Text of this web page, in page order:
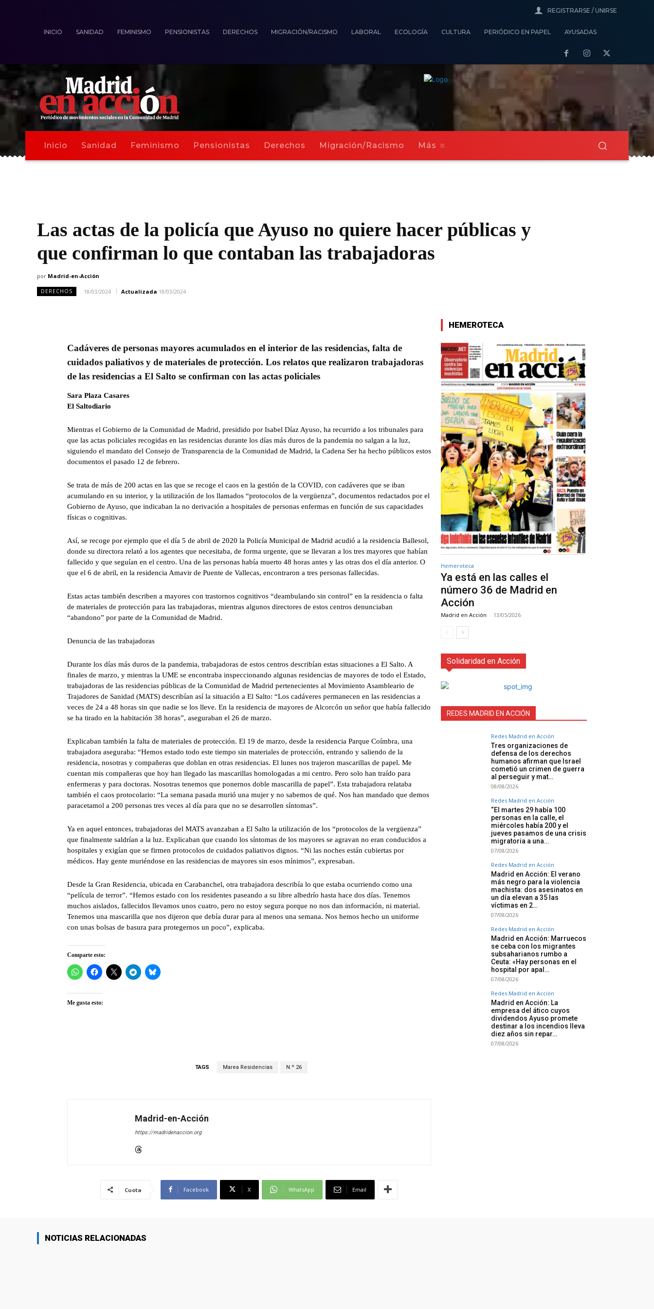
REGISTRARSE / UNIRSE
INICIO SANIDAD FEMINISMO PENSIONISTAS DERECHOS MIGRACIÓN/RACISMO LABORAL ECOLOGÍA CULTURA PERIÓDICO EN PAPEL AYUSADAS
Inicio Sanidad Feminismo Pensionistas Derechos Migración/Racismo Más
Las actas de la policía que Ayuso no quiere hacer públicas y
que confirman lo que contaban las trabajadoras
por Madrid-en-Acción
DERECHOS 18/03/2024 Actualizada 18/03/2024
Cadáveres de personas mayores acumulados en el interior de las residencias, falta de
cuidados paliativos y de materiales de protección. Los relatos que realizaron trabajadoras
de las residencias a El Salto se confirman con las actas policiales
Sara Plaza Casares
El Saltodiario
Mientras el Gobierno de la Comunidad de Madrid, presidido por Isabel Díaz Ayuso, ha recurrido a los tribunales para
que las actas policiales recogidas en las residencias durante los días más duros de la pandemia no salgan a la luz,
siguiendo el mandato del Consejo de Transparencia de la Comunidad de Madrid, la Cadena Ser ha hecho públicos estos
documentos el pasado 12 de febrero.
Se trata de más de 200 actas en las que se recoge el caos en la gestión de la COVID, con cadáveres que se iban
acumulando en su interior, y la utilización de los llamados “protocolos de la vergüenza”, documentos redactados por el
Gobierno de Ayuso, que indicaban la no derivación a hospitales de personas enfermas en función de sus capacidades
físicas o cognitivas.
Así, se recoge por ejemplo que el día 5 de abril de 2020 la Policía Municipal de Madrid acudió a la residencia Ballesol,
donde su directora relató a los agentes que necesitaba, de forma urgente, que se llevaran a los tres mayores que habían
fallecido y que seguían en el centro. Una de las personas había muerto 48 horas antes y las otras dos el día anterior. O
que el 6 de abril, en la residencia Amavir de Puente de Vallecas, encontraron a tres personas fallecidas.
Estas actas también describen a mayores con trastornos cognitivos “deambulando sin control” en la residencia o falta
de materiales de protección para las trabajadoras, mientras algunos directores de estos centros denunciaban
“abandono” por parte de la Comunidad de Madrid.
Denuncia de las trabajadoras
Durante los días más duros de la pandemia, trabajadoras de estos centros describían estas situaciones a El Salto. A
finales de marzo, y mientras la UME se encontraba inspeccionando algunas residencias de mayores de todo el Estado,
trabajadoras de las residencias públicas de la Comunidad de Madrid pertenecientes al Movimiento Asambleario de
Trajadores de Sanidad (MATS) describían así la situación a El Salto: “Los cadáveres permanecen en las residencias a
veces de 24 a 48 horas sin que nadie se los lleve. En la residencia de mayores de Alcorcón un señor que había fallecido
se ha tirado en la habitación 38 horas”, aseguraban el 26 de marzo.
Explicaban también la falta de materiales de protección. El 19 de marzo, desde la residencia Parque Coímbra, una
trabajadora aseguraba: “Hemos estado todo este tiempo sin materiales de protección, entrando y saliendo de la
residencia, nosotras y compañeras que doblan en otras residencias. El lunes nos trajeron mascarillas de papel. Me
cuentan mis compañeras que hoy han llegado las mascarillas homologadas a mi centro. Pero solo han traído para
enfermeras y para doctoras. Nosotras tenemos que ponernos doble mascarilla de papel”. Esta trabajadora relataba
también el caos protocolario: “La semana pasada murió una mujer y no sabemos de qué. Nos han mandado que demos
paracetamol a 200 personas tres veces al día para que no se desarrollen síntomas”.
Ya en aquel entonces, trabajadoras del MATS avanzaban a El Salto la utilización de los “protocolos de la vergüenza”
que finalmente saldrían a la luz. Explicaban que cuando los síntomas de los mayores se agravan no eran conducidos a
hospitales y exigían que se firmen protocolos de cuidados paliativos dignos. “Ni las noches están cubiertas por
médicos. Hay gente muriéndose en las residencias de mayores sin esos mínimos”, expresaban.
Desde la Gran Residencia, ubicada en Carabanchel, otra trabajadora describía lo que estaba ocurriendo como una
“película de terror”. “Hemos estado con los residentes paseando a su libre albedrío hasta hace dos días. Tenemos
muchos aislados, fallecidos llevamos unos cuatro, pero no estoy segura porque no nos dan información, ni material.
Tenemos una mascarilla que nos dijeron que debía durar para al menos una semana. Nos hemos hecho un uniforme
con unas bolsas de basura para protegernos un poco”, explicaba.
Comparte esto:
Me gusta esto:
TAGS Marea Residencias N.º 26
Madrid-en-Acción
https://madridenaccion.org
Cuota Facebook X WhatsApp Email
HEMEROTECA
Hemeroteca
Ya está en las calles el
número 36 de Madrid en
Acción
Madrid en Acción - 13/05/2026
Solidaridad en Acción
REDES MADRID EN ACCIÓN
Redes Madrid en Acción
Tres organizaciones de
defensa de los derechos
humanos afirman que Israel
cometió un crimen de guerra
al perseguir y mat…
08/08/2026
Redes Madrid en Acción
“El martes 29 había 100
personas en la calle, el
miércoles había 200 y el
jueves pasamos de una crisis
migratoria a una…
07/08/2026
Redes Madrid en Acción
Madrid en Acción: El verano
más negro para la violencia
machista: dos asesinatos en
un día elevan a 35 las
víctimas en 2…
07/08/2026
Redes Madrid en Acción
Madrid en Acción: Marruecos
se ceba con los migrantes
subsaharianos rumbo a
Ceuta: «Hay personas en el
hospital por apal…
07/08/2026
Redes Madrid en Acción
Madrid en Acción: La
empresa del ático cuyos
dividendos Ayuso promete
destinar a los incendios lleva
diez años sin repar…
07/08/2026
NOTICIAS RELACIONADAS